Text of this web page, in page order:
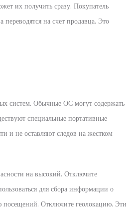
их получить сразу. Покупатель
переводятся на счет продавца. Это
систем. Обычные ОС могут содержать
специальные портативные
и не оставляют следов на жестком
на высокий. Отключите
для сбора информации о
посещений. Отключите геолокацию. Эти